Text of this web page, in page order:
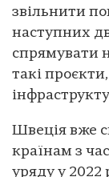
звільнити
наступних
спрямувати
такі
Швеція вже
країнам з
уряду у 2022